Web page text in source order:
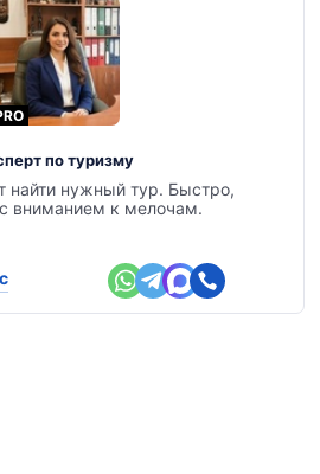
по туризму
найти нужный тур. Быстро,
вниманием к мелочам.